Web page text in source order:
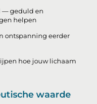
— geduld en
helpen
ontspanning eerder
hoe jouw lichaam
waarde